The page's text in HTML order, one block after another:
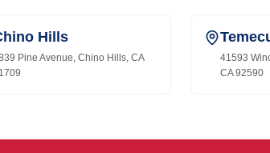
Hills
Pine Avenue, Chino Hills, CA
41593
CA 92590